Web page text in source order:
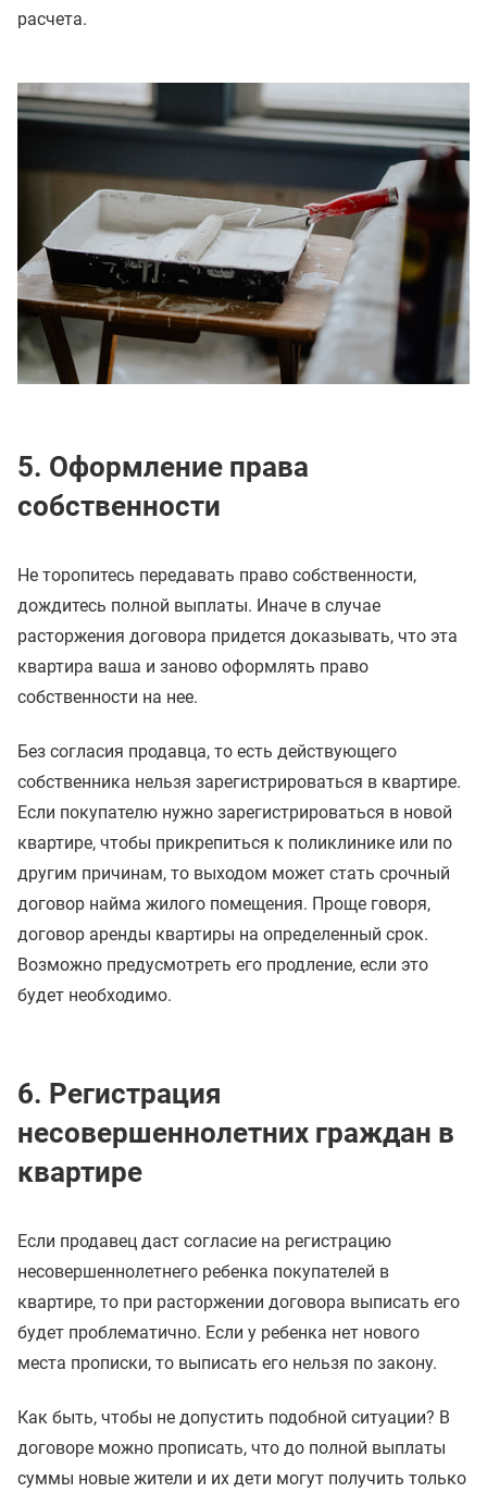
расчета.
5. Оформление права
собственности
Не торопитесь передавать право собственности,
дождитесь полной выплаты. Иначе в случае
расторжения договора придется доказывать, что эта
квартира ваша и заново оформлять право
собственности на нее.
Без согласия продавца, то есть действующего
собственника нельзя зарегистрироваться в квартире.
Если покупателю нужно зарегистрироваться в новой
квартире, чтобы прикрепиться к поликлинике или по
другим причинам, то выходом может стать срочный
договор найма жилого помещения. Проще говоря,
договор аренды квартиры на определенный срок.
Возможно предусмотреть его продление, если это
будет необходимо.
6. Регистрация
несовершеннолетних граждан в
квартире
Если продавец даст согласие на регистрацию
несовершеннолетнего ребенка покупателей в
квартире, то при расторжении договора выписать его
будет проблематично. Если у ребенка нет нового
места прописки, то выписать его нельзя по закону.
Как быть, чтобы не допустить подобной ситуации? В
договоре можно прописать, что до полной выплаты
суммы новые жители и их дети могут получить только